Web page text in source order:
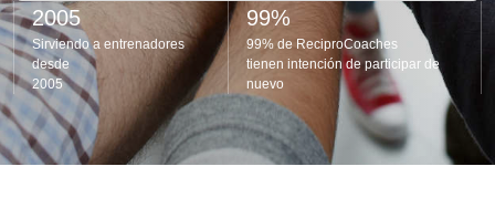
2005
Sirviendo a entrenadores
desde
2005
99%
99% de ReciproCoaches
tienen intención de participar de
nuevo